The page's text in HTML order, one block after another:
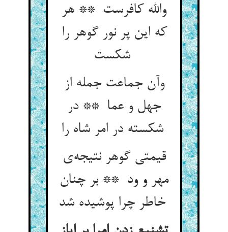
والله کافرست ** هر
که این پر نور گوهر را
شکست
وآن جماعت جمله از
جهل و عما ** در
شکسته در امر شاه را
قیمتی گوهر نتیجه‌ی
مهر و ود ** بر چنان